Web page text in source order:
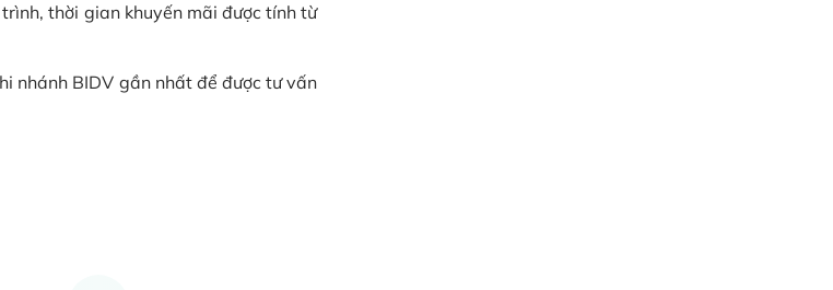
thời gian khuyến mãi được tính từ
nhánh BIDV gần nhất để được tư vấn